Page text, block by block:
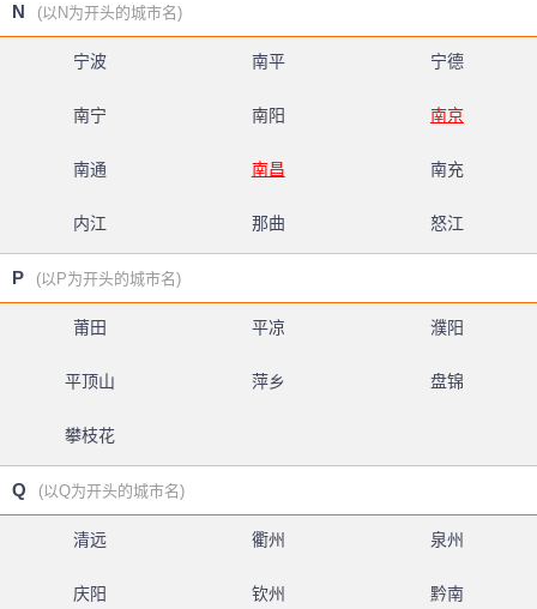
N (以N为开头的城市名)
宁波 南平 宁德
南宁 南阳 南京
南通 南昌 南充
内江 那曲 怒江
P (以P为开头的城市名)
莆田 平凉 濮阳
平顶山 萍乡 盘锦
攀枝花
Q (以Q为开头的城市名)
清远 衢州 泉州
庆阳 钦州 黔南